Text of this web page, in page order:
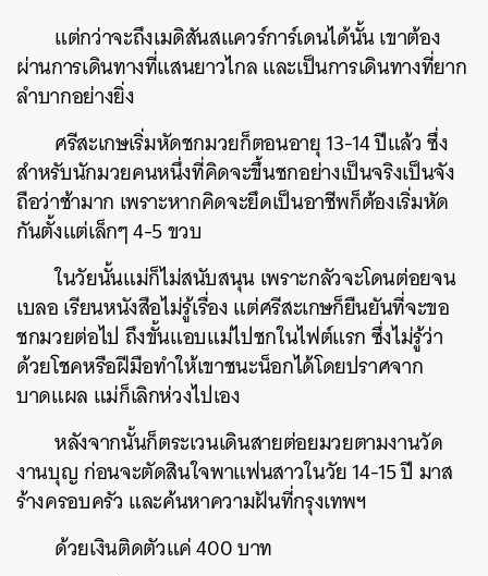
แต่กว่าจะถึงเมดิสันสแควร์การ์เดนได้นั้น เขาต้อง
ผ่านการเดินทางที่แสนยาวไกล และเป็นการเดินทางที่ยาก
ลำบากอย่างยิ่ง
ศรีสะเกษเริ่มหัดชกมวยก็ตอนอายุ 13-14 ปีแล้ว ซึ่ง
สำหรับนักมวยคนหนึ่งที่คิดจะขึ้นชกอย่างเป็นจริงเป็นจัง
ถือว่าช้ามาก เพราะหากคิดจะยึดเป็นอาชีพก็ต้องเริ่มหัด
กันตั้งแต่เล็กๆ 4-5 ขวบ
ในวัยนั้นแม่ก็ไม่สนับสนุน เพราะกลัวจะโดนต่อยจน
เบลอ เรียนหนังสือไม่รู้เรื่อง แต่ศรีสะเกษก็ยืนยันที่จะขอ
ชกมวยต่อไป ถึงขั้นแอบแม่ไปชกในไฟต์แรก ซึ่งไม่รู้ว่า
ด้วยโชคหรือฝีมือทำให้เขาชนะน็อกได้โดยปราศจาก
บาดแผล แม่ก็เลิกห่วงไปเอง
หลังจากนั้นก็ตระเวนเดินสายต่อยมวยตามงานวัด
งานบุญ ก่อนจะตัดสินใจพาแฟนสาวในวัย 14-15 ปี มาส
ร้างครอบครัว และค้นหาความฝันที่กรุงเทพฯ
ด้วยเงินติดตัวแค่ 400 บาท
ค้นหา
SHARE TWEET LINE EMAIL